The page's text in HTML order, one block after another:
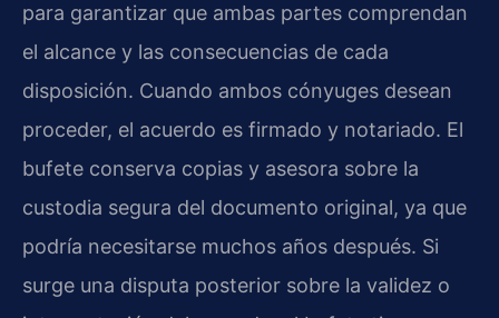
para garantizar que ambas partes comprendan
el alcance y las consecuencias de cada
disposición. Cuando ambos cónyuges desean
proceder, el acuerdo es firmado y notariado. El
bufete conserva copias y asesora sobre la
custodia segura del documento original, ya que
podría necesitarse muchos años después. Si
surge una disputa posterior sobre la validez o